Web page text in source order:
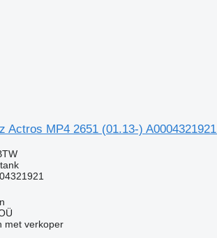
Actros MP4 2651 (01.13-)
met verkoper